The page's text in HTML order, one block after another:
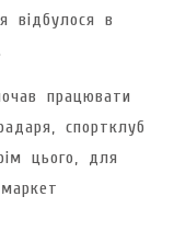
відбулося в
працювати
спортклуб
цього, для